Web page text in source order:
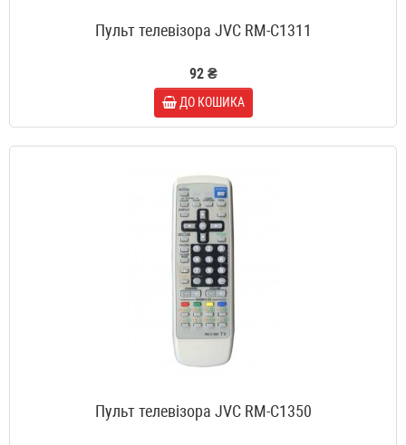
Пульт телевізора JVC RM-C1311
92 ₴
ДО КОШИКА
Пульт телевізора JVC RM-C1350